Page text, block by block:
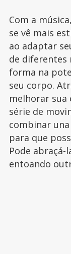
Com a
se vê mais
ao adaptar
de diferentes
forma na
seu corpo.
melhorar sua
série de
combinar
para que
Pode abraçá-
entoando